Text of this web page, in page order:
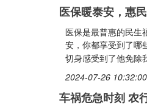
医保暖泰安，惠
医保是最普惠的民生
安，你都享受到了哪
切身感受到了他免除
2024-07-26 10:32:00
车祸危急时刻 农